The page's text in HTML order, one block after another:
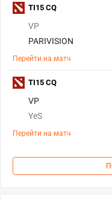
VP
PARIVISION
Перейти на матч
TI15 CQ
VP
YeS
Перейти на матч
TI15 CQ